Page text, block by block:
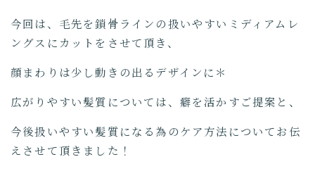
今回は、毛先を鎖骨ラインの扱いやすいミディアムレ
ングスにカットをさせて頂き、
顔まわりは少し動きの出るデザインに＊
広がりやすい髪質については、癖を活かすご提案と、
今後扱いやすい髪質になる為のケア方法についてお伝
えさせて頂きました！